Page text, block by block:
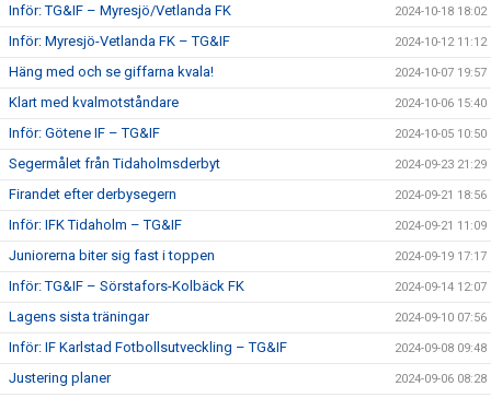
Inför: TG&IF – Myresjö/Vetlanda FK 2024-10-18 18:02
Inför: Myresjö-Vetlanda FK – TG&IF 2024-10-12 11:12
Häng med och se giffarna kvala! 2024-10-07 19:57
Klart med kvalmotståndare 2024-10-06 15:40
Inför: Götene IF – TG&IF 2024-10-05 10:50
Segermålet från Tidaholmsderbyt 2024-09-23 21:29
Firandet efter derbysegern 2024-09-21 18:56
Inför: IFK Tidaholm – TG&IF 2024-09-21 11:09
Juniorerna biter sig fast i toppen 2024-09-19 17:17
Inför: TG&IF – Sörstafors-Kolbäck FK 2024-09-14 12:07
Lagens sista träningar 2024-09-10 07:56
Inför: IF Karlstad Fotbollsutveckling – TG&IF 2024-09-08 09:48
Justering planer 2024-09-06 08:28